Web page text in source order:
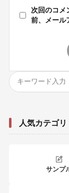
次回のコメ
前、メール
人気カテゴリ
サンプ